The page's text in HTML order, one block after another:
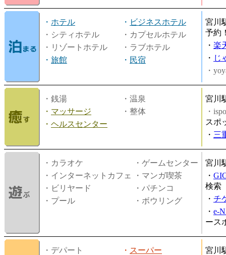
・ ホテル ・ ビジネスホテル
・シティホテル
・カプセルホテル
・リゾートホテル
・ラブホテル
・ 旅館 ・ 民宿
宮川
予約
・ 楽
・ じ
・
・銭湯
・温泉
・ マッサージ
・整体
・ ヘルスセンター
宮川
・
スポ
・ 三
・カラオケ
・ゲームセンター
・インターネットカフェ
・マンガ喫茶
・ビリヤード
・パチンコ
・プール
・ボウリング
宮川
・
検索
・ チ
・ e-
ース
・デパート ・ スーパー
宮川